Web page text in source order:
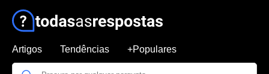
Artigos Tendências +Populares